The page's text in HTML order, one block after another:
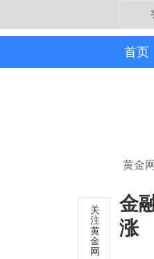
首页
黄金网
金
涨
关
注
黄
金
网